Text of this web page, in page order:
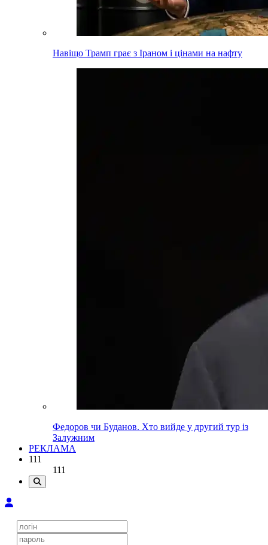
Навіщо Трамп грає з Іраном і цінами на нафту
Федоров чи Буданов. Хто вийде у другий тур із
Залужним
РЕКЛАМА
111
111